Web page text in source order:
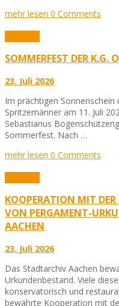
mehr lesen 0 Comments
SOMMERFEST DER K.G.
23. Juli 2026
Im prächtigen
Spritzemänner am 11. Juli
Sebastianus
Sommerfest. Nach …
mehr lesen 0 Comments
KOOPERATION MIT
VON PERGAMENT-
AACHEN
23. Juli 2026
Das Stadtarchiv Aachen
Urkundenbestand. Viele
konservatorisch und
bewährte Kooperation mit